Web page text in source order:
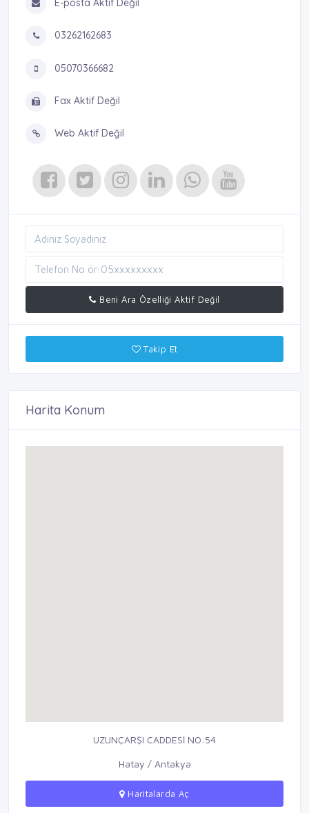
E-posta Aktif Değil
03262162683
05070366682
Fax Aktif Değil
Web Aktif Değil
Beni Ara Özelliği Aktif Değil
Takip Et
Harita Konum
UZUNÇARŞI CADDESİ NO:54
Hatay / Antakya
Haritalarda Aç